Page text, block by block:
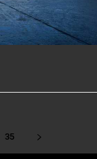
35